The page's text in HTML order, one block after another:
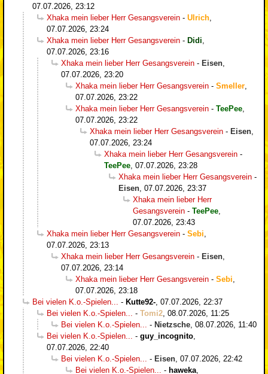
07.07.2026, 23:12
Xhaka mein lieber Herr Gesangsverein - Ulrich
07.07.2026, 23:24
Xhaka mein lieber Herr Gesangsverein - Didi
07.07.2026, 23:16
Xhaka mein lieber Herr Gesangsverein - Eisen
07.07.2026, 23:20
Xhaka mein lieber Herr Gesangsverein - Smeller
07.07.2026, 23:22
Xhaka mein lieber Herr Gesangsverein - TeePee
07.07.2026, 23:22
Xhaka mein lieber Herr Gesangsverein - Eisen
07.07.2026, 23:24
Xhaka mein lieber Herr Gesangsverein -
TeePee 07.07.2026, 23:28
Xhaka mein lieber Herr Gesangsverein -
Eisen 07.07.2026, 23:37
Xhaka mein lieber Herr
Gesangsverein - TeePee
07.07.2026, 23:43
Xhaka mein lieber Herr Gesangsverein - Sebi
07.07.2026, 23:13
Xhaka mein lieber Herr Gesangsverein - Eisen
07.07.2026, 23:14
Xhaka mein lieber Herr Gesangsverein - Sebi
07.07.2026, 23:18
Bei vielen K.o.-Spielen...
- Kutte92- 07.07.2026, 22:37
Bei vielen K.o.-Spielen...
- Tomi2 08.07.2026, 11:25
Bei vielen K.o.-Spielen...
- Nietzsche 08.07.2026, 11:40
Bei vielen K.o.-Spielen...
- guy_incognito
07.07.2026, 22:40
Bei vielen K.o.-Spielen...
- Eisen 07.07.2026, 22:42
Bei vielen K.o.-Spielen...
- haweka